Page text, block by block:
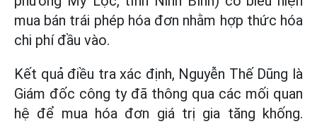
mua bán trái phép hóa đơn nhằm hợp thức hóa
chi phí đầu vào.
Kết quả điều tra xác định, Nguyễn Thế Dũng là
Giám đốc công ty đã thông qua các mối quan
hệ để mua hóa đơn giá trị gia tăng khống.